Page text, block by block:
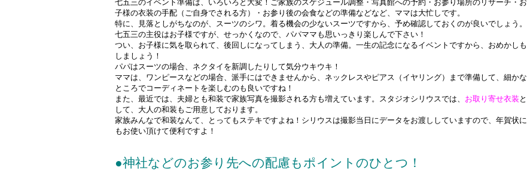
七五三のイベント準備は、いろいろと大変！ご家族のスケジュール調整・写真館への予約・お参り場所のリサーチ・お
子様の衣装の手配（ご自身でされる方）・お参り後の会食などの準備などなど、ママは大忙しです。
特に、見落としがちなのが、スーツのシワ。着る機会の少ないスーツですから、予め確認しておくのが良いでしょう。
七五三の主役はお子様ですが、せっかくなので、パパママも思いっきり楽しんで下さい！
つい、お子様に気を取られて、後回しになってしまう、大人の準備。一生の記念になるイベントですから、おめかしも
しましょう！
パパはスーツの場合、ネクタイを新調したりして気分ウキウキ！
ママは、ワンピースなどの場合、派手にはできませんから、ネックレスやピアス（イヤリング）まで準備して、細かな
ところでコーディネートを楽しむのも良いですね！
また、最近では、夫婦とも和装で家族写真を撮影される方も増えています。スタジオシリウスでは、 お取り寄せ衣装 と
して、大人の和装もご用意しております。
家族みんなで和装なんて、とってもステキですよね！シリウスは撮影当日にデータをお渡ししていますので、年賀状に
もお使い頂けて便利ですよ！
●神社などのお参り先への配慮もポイントのひとつ！